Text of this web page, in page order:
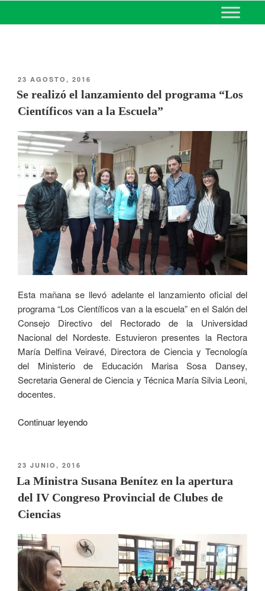
MINISTERIO DE EDUCACIÓN
DE CORRIENTES
23 AGOSTO, 2016
Se realizó el lanzamiento del programa “Los
Científicos van a la Escuela”
Esta mañana se llevó adelante el lanzamiento oficial del
programa “Los Científicos van a la escuela” en el Salón del
Consejo Directivo del Rectorado de la Universidad
Nacional del Nordeste. Estuvieron presentes la Rectora
María Delfina Veiravé, Directora de Ciencia y Tecnología
del Ministerio de Educación Marisa Sosa Dansey,
Secretaria General de Ciencia y Técnica María Silvia Leoni,
docentes.
Continuar leyendo
23 JUNIO, 2016
La Ministra Susana Benítez en la apertura
del IV Congreso Provincial de Clubes de
Ciencias